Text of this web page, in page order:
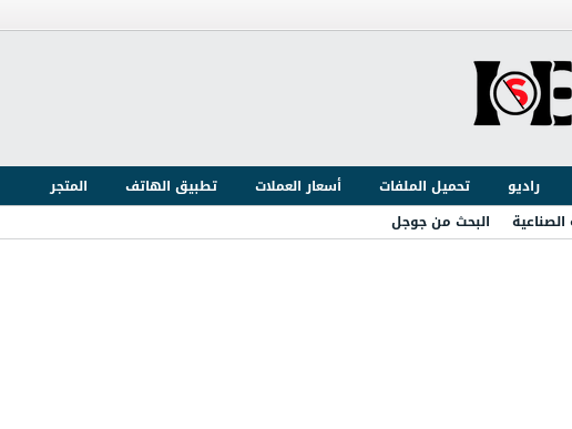
راديو تحميل الملفات أسعار العملات تطبيق الهاتف
المتجر
البحث من جوجل